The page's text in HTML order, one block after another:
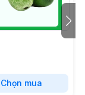
Chọn mua